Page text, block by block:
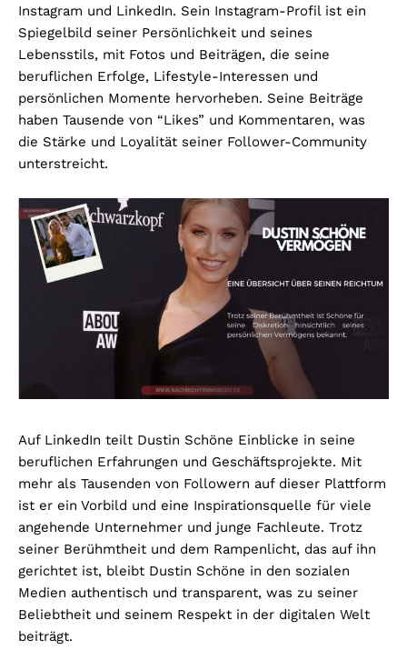
Instagram und LinkedIn. Sein Instagram-Profil ist ein
Spiegelbild seiner Persönlichkeit und seines
Lebensstils, mit Fotos und Beiträgen, die seine
beruflichen Erfolge, Lifestyle-Interessen und
persönlichen Momente hervorheben. Seine Beiträge
haben Tausende von “Likes” und Kommentaren, was
die Stärke und Loyalität seiner Follower-Community
unterstreicht.
Auf LinkedIn teilt Dustin Schöne Einblicke in seine
beruflichen Erfahrungen und Geschäftsprojekte. Mit
mehr als Tausenden von Followern auf dieser Plattform
ist er ein Vorbild und eine Inspirationsquelle für viele
angehende Unternehmer und junge Fachleute. Trotz
seiner Berühmtheit und dem Rampenlicht, das auf ihn
gerichtet ist, bleibt Dustin Schöne in den sozialen
Medien authentisch und transparent, was zu seiner
Beliebtheit und seinem Respekt in der digitalen Welt
beiträgt.